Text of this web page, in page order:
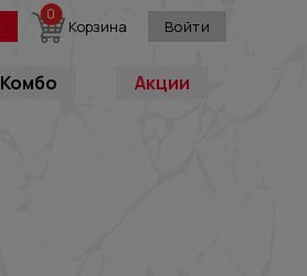
Корзина
0
Войти
Акции
Комбо